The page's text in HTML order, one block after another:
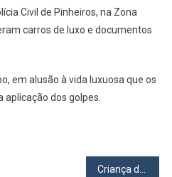
Civil de Pinheiros, na Zona
carros de luxo e documentos
em alusão à vida luxuosa que os
dos golpes.